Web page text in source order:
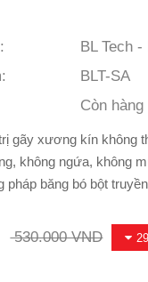
BL Tech -
BLT-SA
Còn hàng
gãy xương kín không
không ngứa, không
pháp băng bó bột
530.000 VND